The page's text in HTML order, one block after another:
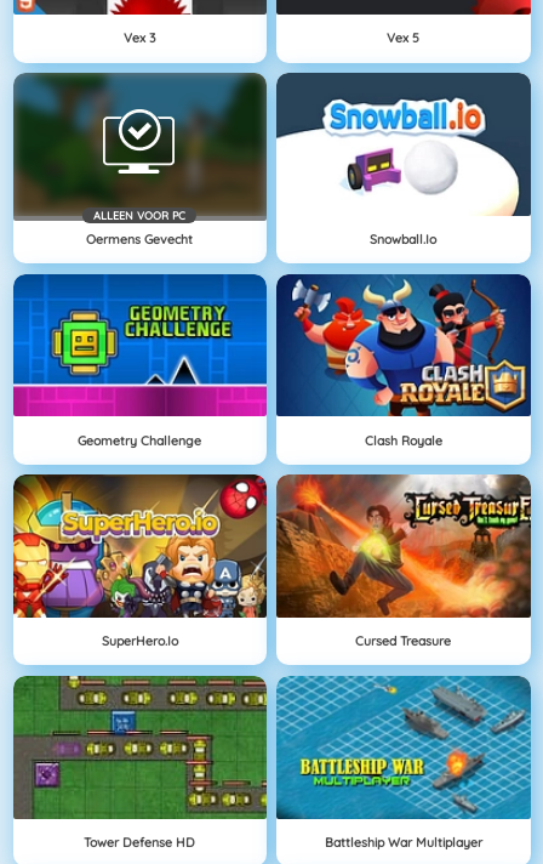
Vex 3 Vex 5
ALLEEN VOOR PC
Oermens Gevecht Snowball.io
Geometry Challenge Clash Royale
SuperHero.io Cursed Treasure
Tower Defense HD Battleship War Multiplayer